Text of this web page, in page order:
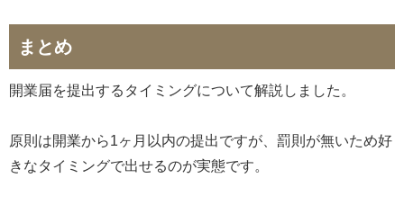
まとめ
開業届を提出するタイミングについて解説しました。
原則は開業から1ヶ月以内の提出ですが、罰則が無いため好
きなタイミングで出せるのが実態です。